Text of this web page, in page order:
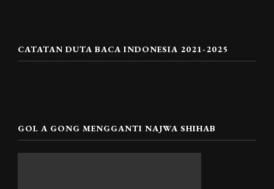
CATATAN DUTA BACA INDONESIA 2021-2025
GOL A GONG MENGGANTI NAJWA SHIHAB